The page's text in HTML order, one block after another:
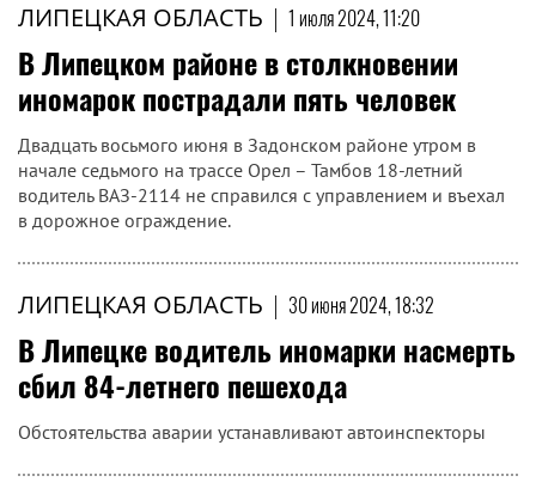
ЛИПЕЦКАЯ ОБЛАСТЬ | 1 июля 2024, 11:20
В Липецком районе в столкновении
иномарок пострадали пять человек
Двадцать восьмого июня в Задонском районе утром в
начале седьмого на трассе Орел – Тамбов 18-летний
водитель ВАЗ-2114 не справился с управлением и въехал
в дорожное ограждение.
ЛИПЕЦКАЯ ОБЛАСТЬ | 30 июня 2024, 18:32
В Липецке водитель иномарки насмерть
сбил 84-летнего пешехода
Обстоятельства аварии устанавливают автоинспекторы